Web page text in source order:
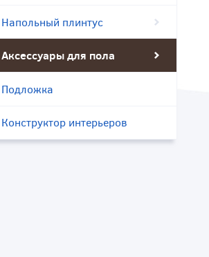
Напольный плинтус
Аксессуары для пола
Подложка
Конструктор интерьеров